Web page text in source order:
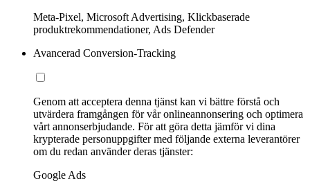
Meta-Pixel, Microsoft Advertising, Klickbaserade
produktrekommendationer, Ads Defender
Avancerad Conversion-Tracking
Genom att acceptera denna tjänst kan vi bättre förstå och
utvärdera framgången för vår onlineannonsering och optimera
vårt annonserbjudande. För att göra detta jämför vi dina
krypterade personuppgifter med följande externa leverantörer
om du redan använder deras tjänster:
Google Ads